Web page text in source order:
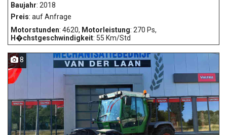
Baujahr: 2018
Preis: auf Anfrage
Motorstunden: 4620, Motorleistung: 270 Ps,
H�chstgeschwindigkeit: 55 Km/Std
8